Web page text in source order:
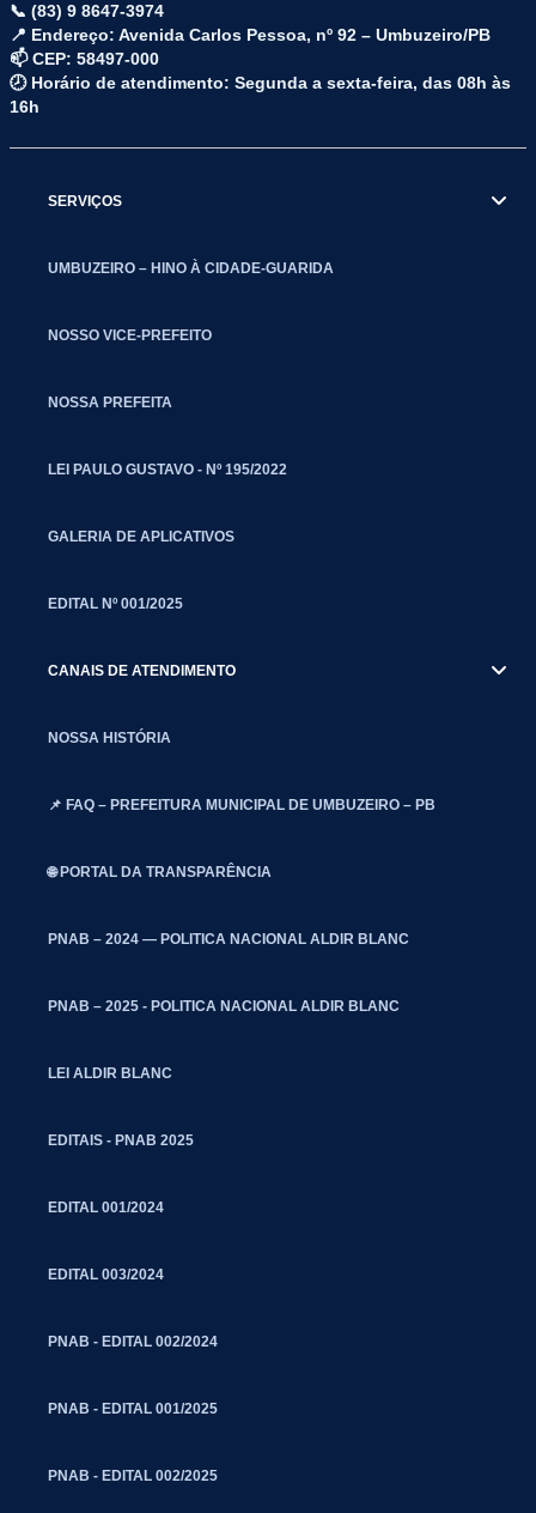
📞 (83) 9 8647-3974
📍 Endereço: Avenida Carlos Pessoa, nº 92 – Umbuzeiro/PB
📫 CEP: 58497-000
🕗 Horário de atendimento: Segunda a sexta-feira, das 08h às
16h
SERVIÇOS
UMBUZEIRO – HINO À CIDADE-GUARIDA
NOSSO VICE-PREFEITO
NOSSA PREFEITA
LEI PAULO GUSTAVO - Nº 195/2022
GALERIA DE APLICATIVOS
EDITAL Nº 001/2025
CANAIS DE ATENDIMENTO
NOSSA HISTÓRIA
📌 FAQ – PREFEITURA MUNICIPAL DE UMBUZEIRO – PB
🌐 PORTAL DA TRANSPARÊNCIA
PNAB – 2024 — POLITICA NACIONAL ALDIR BLANC
PNAB – 2025 - POLITICA NACIONAL ALDIR BLANC
LEI ALDIR BLANC
EDITAIS - PNAB 2025
EDITAL 001/2024
EDITAL 003/2024
PNAB - EDITAL 002/2024
PNAB - EDITAL 001/2025
PNAB - EDITAL 002/2025